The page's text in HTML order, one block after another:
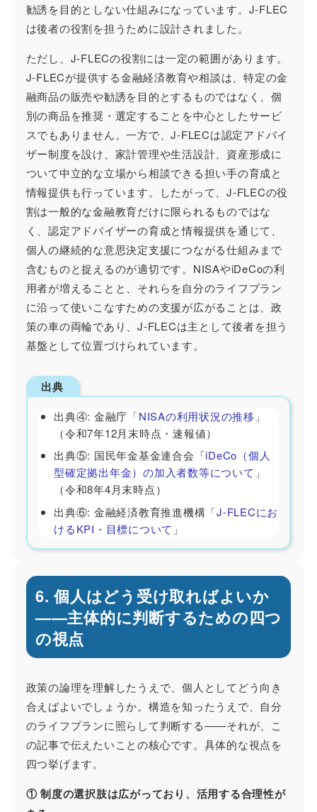
勧誘を目的としない仕組みになっています。J-FLEC
は後者の役割を担うために設計されました。
ただし、J-FLECの役割には一定の範囲があります。
J-FLECが提供する金融経済教育や相談は、特定の金
融商品の販売や勧誘を目的とするものではなく、個
別の商品を推奨・選定することを中心としたサービ
スでもありません。一方で、J-FLECは認定アドバイ
ザー制度を設け、家計管理や生活設計、資産形成に
ついて中立的な立場から相談できる担い手の育成と
情報提供も行っています。したがって、J-FLECの役
割は一般的な金融教育だけに限られるものではな
く、認定アドバイザーの育成と情報提供を通じて、
個人の継続的な意思決定支援につながる仕組みまで
含むものと捉えるのが適切です。NISAやiDeCoの利
用者が増えることと、それらを自分のライフプラン
に沿って使いこなすための支援が広がることは、政
策の車の両輪であり、J-FLECは主として後者を担う
基盤として位置づけられています。
出典
出典④: 金融庁「NISAの利用状況の推移 」
（令和7年12月末時点・速報値）
出典⑤: 国民年金基金連合会「iDeCo（個人
型確定拠出年金）の加入者数等について 」
（令和8年4月末時点）
出典⑥: 金融経済教育推進機構「J-FLECにお
けるKPI・目標について 」
6. 個人はどう受け取ればよいか
——主体的に判断するための四つ
の視点
政策の論理を理解したうえで、個人としてどう向き
合えばよいでしょうか。構造を知ったうえで、自分
のライフプランに照らして判断する——それが、こ
の記事で伝えたいことの核心です。具体的な視点を
四つ挙げます。
① 制度の選択肢は広がっており、活用する合理性が